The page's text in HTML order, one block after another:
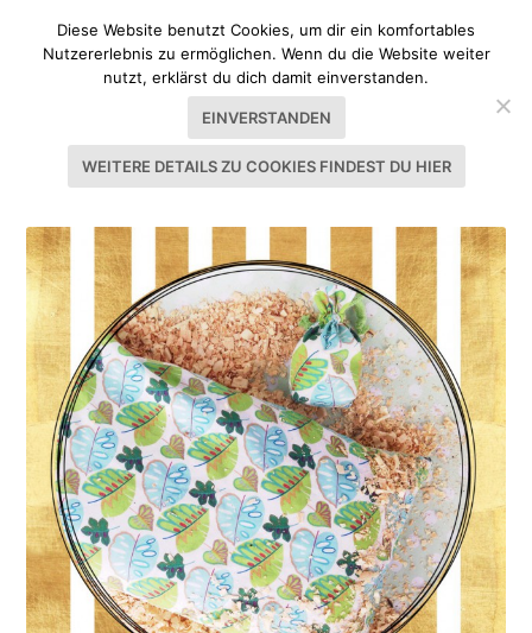
SCHLAGWORT:ZIRBENHOLZ
Diese Website benutzt Cookies, um dir ein komfortables
Nutzererlebnis zu ermöglichen. Wenn du die Website weiter
nutzt, erklärst du dich damit einverstanden.
EINVERSTANDEN
WEITERE DETAILS ZU COOKIES FINDEST DU HIER